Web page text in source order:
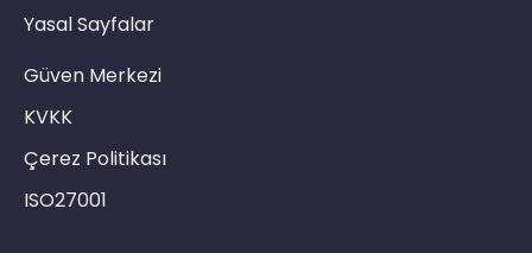
Yasal Sayfalar
Güven Merkezi
KVKK
Çerez Politikası
ISO27001